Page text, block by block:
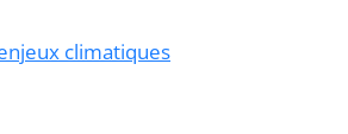
climatiques